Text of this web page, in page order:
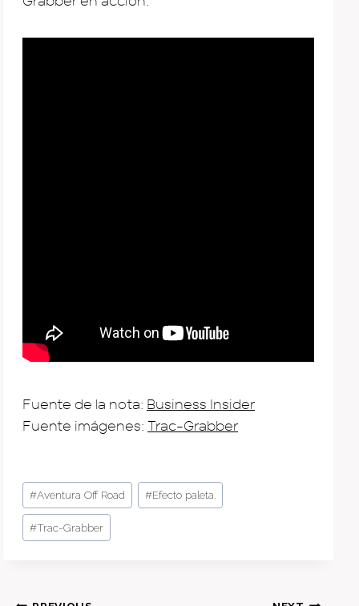
Fuente de la nota: Business Insider
Fuente imágenes: Trac-Grabber
Post
Tags:
#Aventura Off Road #Efecto paleta.
#Trac-Grabber